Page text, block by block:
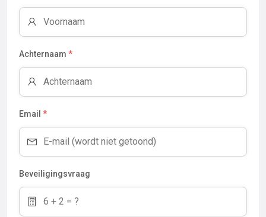
Achternaam *
Email *
Beveiligingsvraag